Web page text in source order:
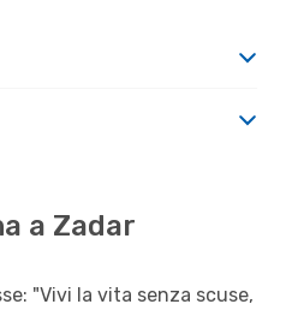
a Zadar
"Vivi la vita senza scuse,